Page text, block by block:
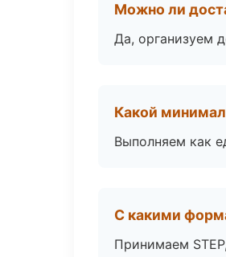
Можно ли
Да, организуем
Какой
Выполняем как
С какими
Принимаем